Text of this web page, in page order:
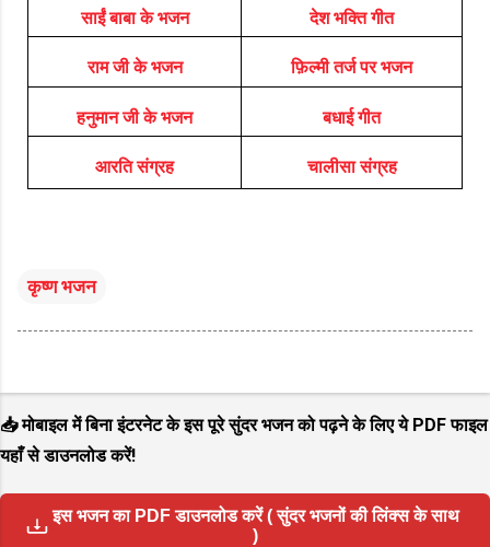
साईं बाबा के भजन देश भक्ति गीत
राम जी के भजन फ़िल्मी तर्ज पर भजन
हनुमान जी के भजन बधाई गीत
आरति संग्रह चालीसा संग्रह
कृष्ण भजन
📥 मोबाइल में बिना इंटरनेट के इस पूरे सुंदर भजन को पढ़ने के लिए ये PDF फाइल
यहाँ से डाउनलोड करें!
इस भजन का PDF डाउनलोड करें ( सुंदर भजनों की लिंक्स के साथ
)